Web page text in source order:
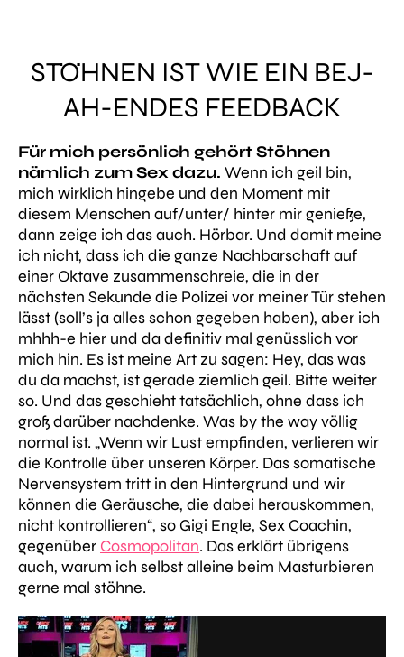
STÖHNEN IST WIE EIN BEJ-
AH-ENDES FEEDBACK
Für mich persönlich gehört Stöhnen
nämlich zum Sex dazu. Wenn ich geil bin,
mich wirklich hingebe und den Moment mit
diesem Menschen auf/unter/ hinter mir genieße,
dann zeige ich das auch. Hörbar. Und damit meine
ich nicht, dass ich die ganze Nachbarschaft auf
einer Oktave zusammenschreie, die in der
nächsten Sekunde die Polizei vor meiner Tür stehen
lässt (soll’s ja alles schon gegeben haben), aber ich
mhhh-e hier und da definitiv mal genüsslich vor
mich hin. Es ist meine Art zu sagen: Hey, das was
du da machst, ist gerade ziemlich geil. Bitte weiter
so. Und das geschieht tatsächlich, ohne dass ich
groß darüber nachdenke. Was by the way völlig
normal ist. „Wenn wir Lust empfinden, verlieren wir
die Kontrolle über unseren Körper. Das somatische
Nervensystem tritt in den Hintergrund und wir
können die Geräusche, die dabei herauskommen,
nicht kontrollieren“, so Gigi Engle, Sex Coachin,
gegenüber Cosmopolitan. Das erklärt übrigens
auch, warum ich selbst alleine beim Masturbieren
gerne mal stöhne.